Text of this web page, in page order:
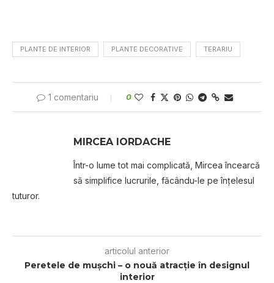
PLANTE DE INTERIOR PLANTE DECORATIVE TERARIU
1 comentariu 0
MIRCEA IORDACHE
Într-o lume tot mai complicată, Mircea încearcă
să simplifice lucrurile, făcându-le pe înțelesul
tuturor.
articolul anterior
Peretele de mușchi – o nouă atracție în designul
interior